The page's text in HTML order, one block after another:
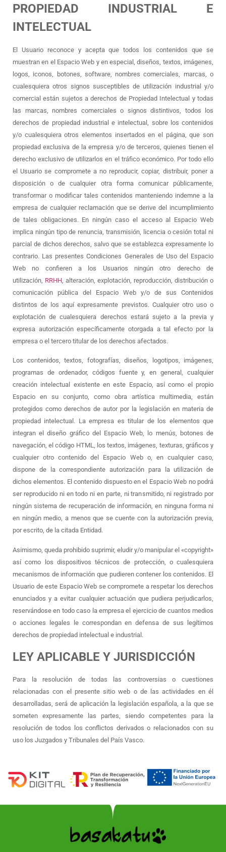
PROPIEDAD INDUSTRIAL E
INTELECTUAL
El Usuario reconoce y acepta que todos los contenidos que se
muestran en el Espacio Web y en especial, diseños, textos, imágenes,
logos, iconos, botones, software, nombres comerciales, marcas, o
cualesquiera otros signos susceptibles de utilización industrial y/o
comercial están sujetos a derechos de Propiedad Intelectual y todas
las marcas, nombres comerciales o signos distintivos, todos los
derechos de propiedad industrial e intelectual, sobre los contenidos
y/o cualesquiera otros elementos insertados en el página, que son
propiedad exclusiva de la empresa y/o de terceros, quienes tienen el
derecho exclusivo de utilizarlos en el tráfico económico. Por todo ello
el Usuario se compromete a no reproducir, copiar, distribuir, poner a
disposición o de cualquier otra forma comunicar públicamente,
transformar o modificar tales contenidos manteniendo indemne a la
empresa de cualquier reclamación que se derive del incumplimiento
de tales obligaciones. En ningún caso el acceso al Espacio Web
implica ningún tipo de renuncia, transmisión, licencia o cesión total ni
parcial de dichos derechos, salvo que se establezca expresamente lo
contrario. Las presentes Condiciones Generales de Uso del Espacio
Web no confieren a los Usuarios ningún otro derecho de
utilización, RRHH , alteración, explotación, reproducción, distribución o
comunicación pública del Espacio Web y/o de sus Contenidos
distintos de los aquí expresamente previstos. Cualquier otro uso o
explotación de cualesquiera derechos estará sujeto a la previa y
expresa autorización específicamente otorgada a tal efecto por la
empresa o el tercero titular de los derechos afectados.
Los contenidos, textos, fotografías, diseños, logotipos, imágenes,
programas de ordenador, códigos fuente y, en general, cualquier
creación intelectual existente en este Espacio, así como el propio
Espacio en su conjunto, como obra artística multimedia, están
protegidos como derechos de autor por la legislación en materia de
propiedad intelectual. La empresa es titular de los elementos que
integran el diseño gráfico del Espacio Web, lo menús, botones de
navegación, el código HTML, los textos, imágenes, texturas, gráficos y
cualquier otro contenido del Espacio Web o, en cualquier caso,
dispone de la correspondiente autorización para la utilización de
dichos elementos. El contenido dispuesto en el Espacio Web no podrá
ser reproducido ni en todo ni en parte, ni transmitido, ni registrado por
ningún sistema de recuperación de información, en ninguna forma ni
en ningún medio, a menos que se cuente con la autorización previa,
por escrito, de la citada Entidad.
Asimismo, queda prohibido suprimir, eludir y/o manipular el «copyright»
así como los dispositivos técnicos de protección, o cualesquiera
mecanismos de información que pudieren contener los contenidos. El
Usuario de este Espacio Web se compromete a respetar los derechos
enunciados y a evitar cualquier actuación que pudiera perjudicarlos,
reservándose en todo caso la empresa el ejercicio de cuantos medios
o acciones legales le correspondan en defensa de sus legítimos
derechos de propiedad intelectual e industrial.
LEY APLICABLE Y JURISDICCIÓN
Para la resolución de todas las controversias o cuestiones
relacionadas con el presente sitio web o de las actividades en él
desarrolladas, será de aplicación la legislación española, a la que se
someten expresamente las partes, siendo competentes para la
resolución de todos los conflictos derivados o relacionados con su
uso los Juzgados y Tribunales del País Vasco.